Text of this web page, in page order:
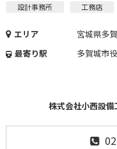
設計事務所 工務店
エリア
宮城県多
最寄り駅
多賀城市
株式会社小西設備